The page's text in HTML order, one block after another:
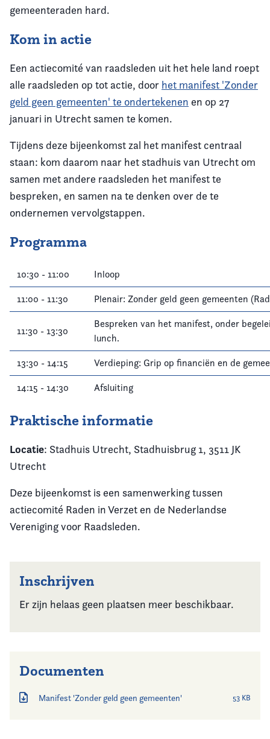
gemeenteraden hard.
Kom in actie
Een actiecomité van raadsleden uit het hele land roept
alle raadsleden op tot actie, door het manifest 'Zonder
geld geen gemeenten' te ondertekenen en op 27
januari in Utrecht samen te komen.
Tijdens deze bijeenkomst zal het manifest centraal
staan: kom daarom naar het stadhuis van Utrecht om
samen met andere raadsleden het manifest te
bespreken, en samen na te denken over de te
ondernemen vervolgstappen.
Programma
10:30 - 11:00 Inloop
11:00 - 11:30 Plenair: Zonder geld geen gemeenten
11:30 - 13:30
Bespreken van het manifest, onder
lunch.
13:30 - 14:15 Verdieping: Grip op financiën en de
14:15 - 14:30 Afsluiting
Praktische informatie
Locatie: Stadhuis Utrecht, Stadhuisbrug 1, 3511 JK
Utrecht
Deze bijeenkomst is een samenwerking tussen
actiecomité Raden in Verzet en de Nederlandse
Vereniging voor Raadsleden.
Inschrijven
Er zijn helaas geen plaatsen meer beschikbaar.
Documenten
Manifest 'Zonder geld geen gemeenten' 53 KB